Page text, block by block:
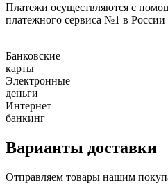
Платежи осуществляются с
платежного сервиса №1 в России
Банковские
карты
Электронные
деньги
Интернет
банкинг
Варианты доставки
Отправляем товары нашим